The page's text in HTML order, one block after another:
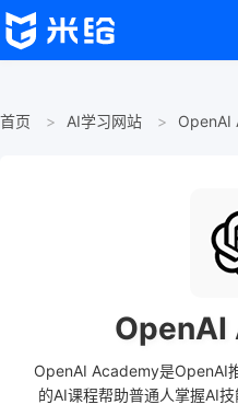
首页 AI学习网站 OpenAI
OpenAI
OpenAI Academy是OpenAI
的AI课程帮助普通人掌握AI